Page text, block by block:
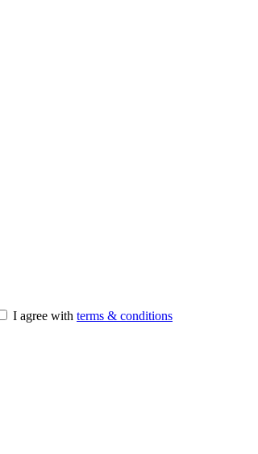
I agree with terms & conditions